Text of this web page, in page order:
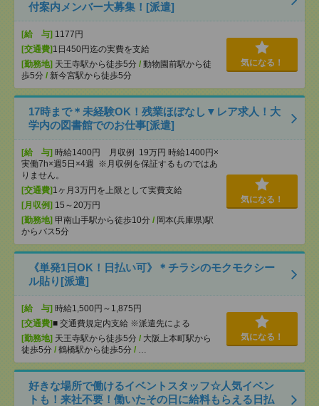
付案内メンバー大募集！[派遣]
[給 与] 1177円
[交通費] 1日450円迄の実費を支給
[勤務地] 天王寺駅から徒歩5分 / 動物園前駅から徒
歩5分 / 新今宮駅から徒歩5分
気になる！
17時まで＊未経験OK！残業ほぼなし▼レア求人！大
学内の図書館でのお仕事[派遣]
[給 与] 時給1400円 月収例 19万円 時給1400円×
実働7h×週5日×4週 ※月収例を保証するものではあ
りません。
[交通費] 1ヶ月3万円を上限として実費支給
[月収例] 15～20万円
[勤務地] 甲南山手駅から徒歩10分 / 岡本(兵庫県)駅
からバス5分
気になる！
《単発1日OK！日払い可》＊チラシのモクモクシー
ル貼り[派遣]
[給 与] 時給1,500円～1,875円
[交通費]■ 交通費規定内支給 ※派遣先による
[勤務地] 天王寺駅から徒歩5分 / 大阪上本町駅から
徒歩5分 / 鶴橋駅から徒歩5分 / …
気になる！
好きな場所で働けるイベントスタッフ☆人気イベン
トも！来社不要！働いたその日に給料もらえる日払